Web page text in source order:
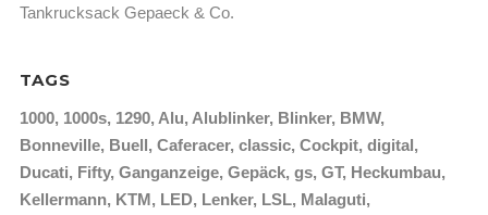
Tankrucksack Gepaeck & Co.
TAGS
1000 1000s 1290 Alu Alublinker Blinker BMW
Bonneville Buell Caferacer classic Cockpit digital
Ducati Fifty Ganganzeige Gepäck gs GT Heckumbau
Kellermann KTM LED Lenker LSL Malaguti